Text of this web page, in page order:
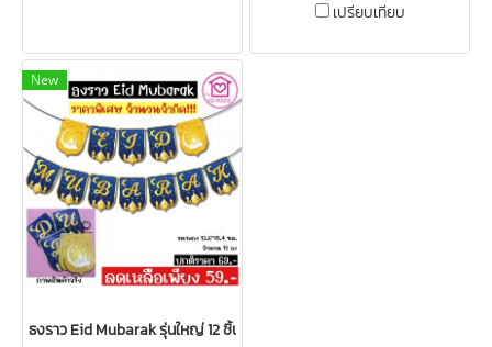
เปรียบเทียบ
New
ธงราว Eid Mubarak รุ่นใหญ่ 12 ชิ้น ขนาด 13.6 * 18.4 ซม.